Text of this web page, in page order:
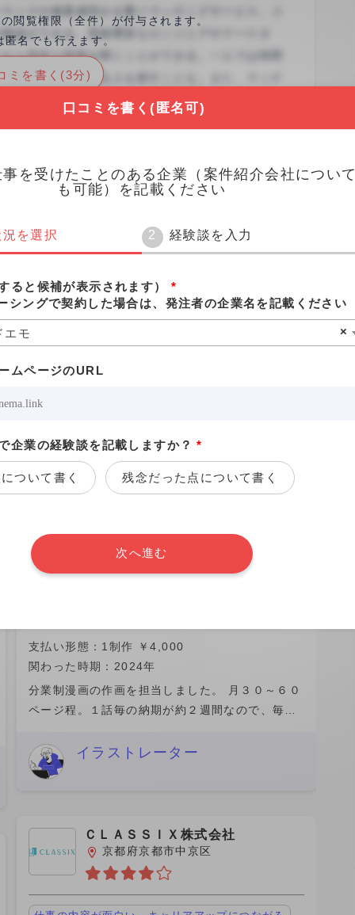
きました。
閲覧権限（全件）が付与されます。
名でも行えます。
ミを書く(3分)
0%
35.7%
投稿を見る
株式会社ソラジマ
東京都港区
支払い形態：1制作 ￥4,000
関わった時期：2024年
分業制漫画の作画を担当しました。 月３０～６０
ページ程。１話毎の納期が約２週間なので、毎日
に合う計算です。計画的にやれば掛け持ちで他の
案件を持つこともできる
イラストレーター
ＣＬＡＳＳＩＸ株式会社
京都府京都市中京区
口コミを書く(匿名可)
を受けたことのある企業（案件紹介会社について
も可能）を記載ください
を選択 経験談を入力
ると候補が表示されます）
*
シングで契約した場合は、発注者の企業名を記載ください
×
エモ
ムページのURL
企業の経験談を記載しますか？ *
ついて書く 残念だった点について書く
次へ進む